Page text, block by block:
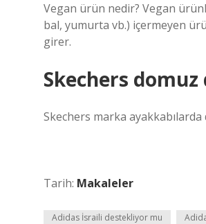
Vegan ürün nedir? Vegan
bal, yumurta vb.) içermeyen
girer.
Skechers
Skechers marka
Tarih: Makaleler
Adidas İsraili destekliyor mu